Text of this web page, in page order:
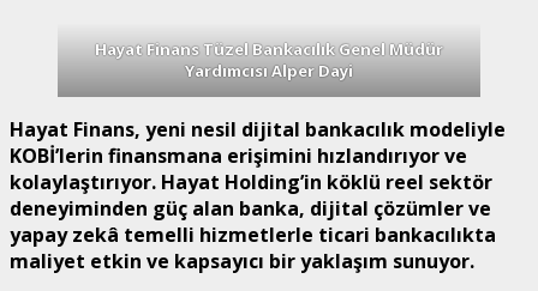
Hayat Finans Tüzel Bankacılık Genel Müdür
Yardımcısı Alper Dayi
Hayat Finans, yeni nesil dijital bankacılık modeliyle
KOBİ’lerin finansmana erişimini hızlandırıyor ve
kolaylaştırıyor. Hayat Holding’in köklü reel sektör
deneyiminden güç alan banka, dijital çözümler ve
yapay zekâ temelli hizmetlerle ticari bankacılıkta
maliyet etkin ve kapsayıcı bir yaklaşım sunuyor.